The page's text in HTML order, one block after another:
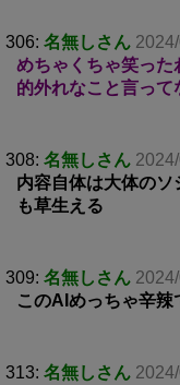
306: 名無しさん
めちゃくちゃ笑った
的外れなこと言っ
308: 名無しさん
内容自体は大体の
も草生える
309: 名無しさん
このAIめっちゃ辛辣
313: 名無しさん